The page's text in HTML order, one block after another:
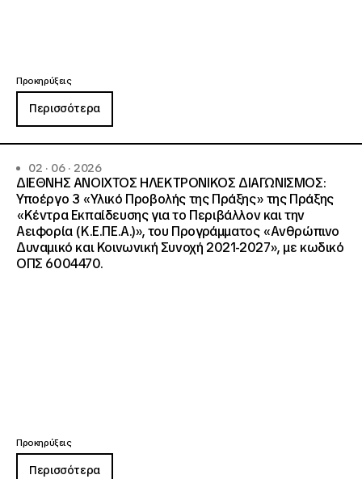
Προκηρύξεις
Περισσότερα
02 · 06 · 2026
ΔΙΕΘΝΗΣ ΑΝΟΙΧΤΟΣ ΗΛΕΚΤΡΟΝΙΚΟΣ ΔΙΑΓΩΝΙΣΜΟΣ:
Υποέργο 3 «Υλικό Προβολής της Πράξης» της Πράξης
«Κέντρα Εκπαίδευσης για το Περιβάλλον και την
Αειφορία (Κ.Ε.ΠΕ.Α.)», του Προγράμματος «Ανθρώπινο
Δυναμικό και Κοινωνική Συνοχή 2021-2027», με κωδικό
ΟΠΣ 6004470.
Προκηρύξεις
Περισσότερα